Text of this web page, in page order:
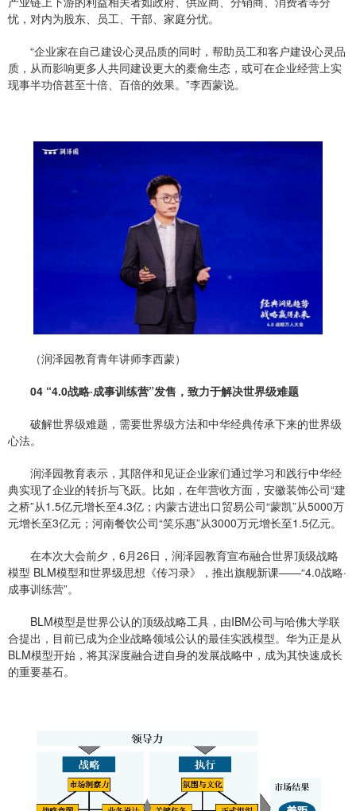
忧，对内为股东、员工、干部、家庭分忧。
“企业家在自己建设心灵品质的同时，帮助员工和客户建设心灵品
质，从而影响更多人共同建设更大的橐龠生态，或可在企业经营上实
现事半功倍甚至十倍、百倍的效果。”李西蒙说。
（润泽园教育青年讲师李西蒙）
04 “4.0战略·成事训练营”发售，致力于解决世界级难题
破解世界级难题，需要世界级方法和中华经典传承下来的世界级
心法。
润泽园教育表示，其陪伴和见证企业家们通过学习和践行中华经
典实现了企业的转折与飞跃。比如，在年营收方面，安徽装饰公司“建
之桥”从1.5亿元增长至4.3亿；内蒙古进出口贸易公司“蒙凯”从5000万
元增长至3亿元；河南餐饮公司“笑乐惠”从3000万元增长至1.5亿元。
在本次大会前夕，6月26日，润泽园教育宣布融合世界顶级战略
模型 BLM模型和世界级思想《传习录》，推出旗舰新课——“4.0战略·
成事训练营”。
BLM模型是世界公认的顶级战略工具，由IBM公司与哈佛大学联
合提出，目前已成为企业战略领域公认的最佳实践模型。华为正是从
BLM模型开始，将其深度融合进自身的发展战略中，成为其快速成长
的重要基石。